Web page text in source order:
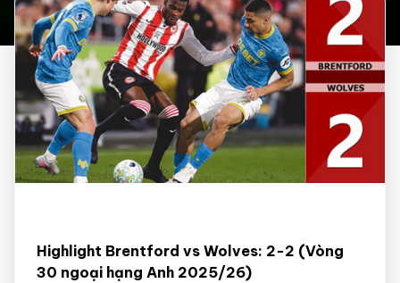
Highlight Brentford vs Wolves: 2-2 (Vòng
30 ngoại hạng Anh 2025/26)